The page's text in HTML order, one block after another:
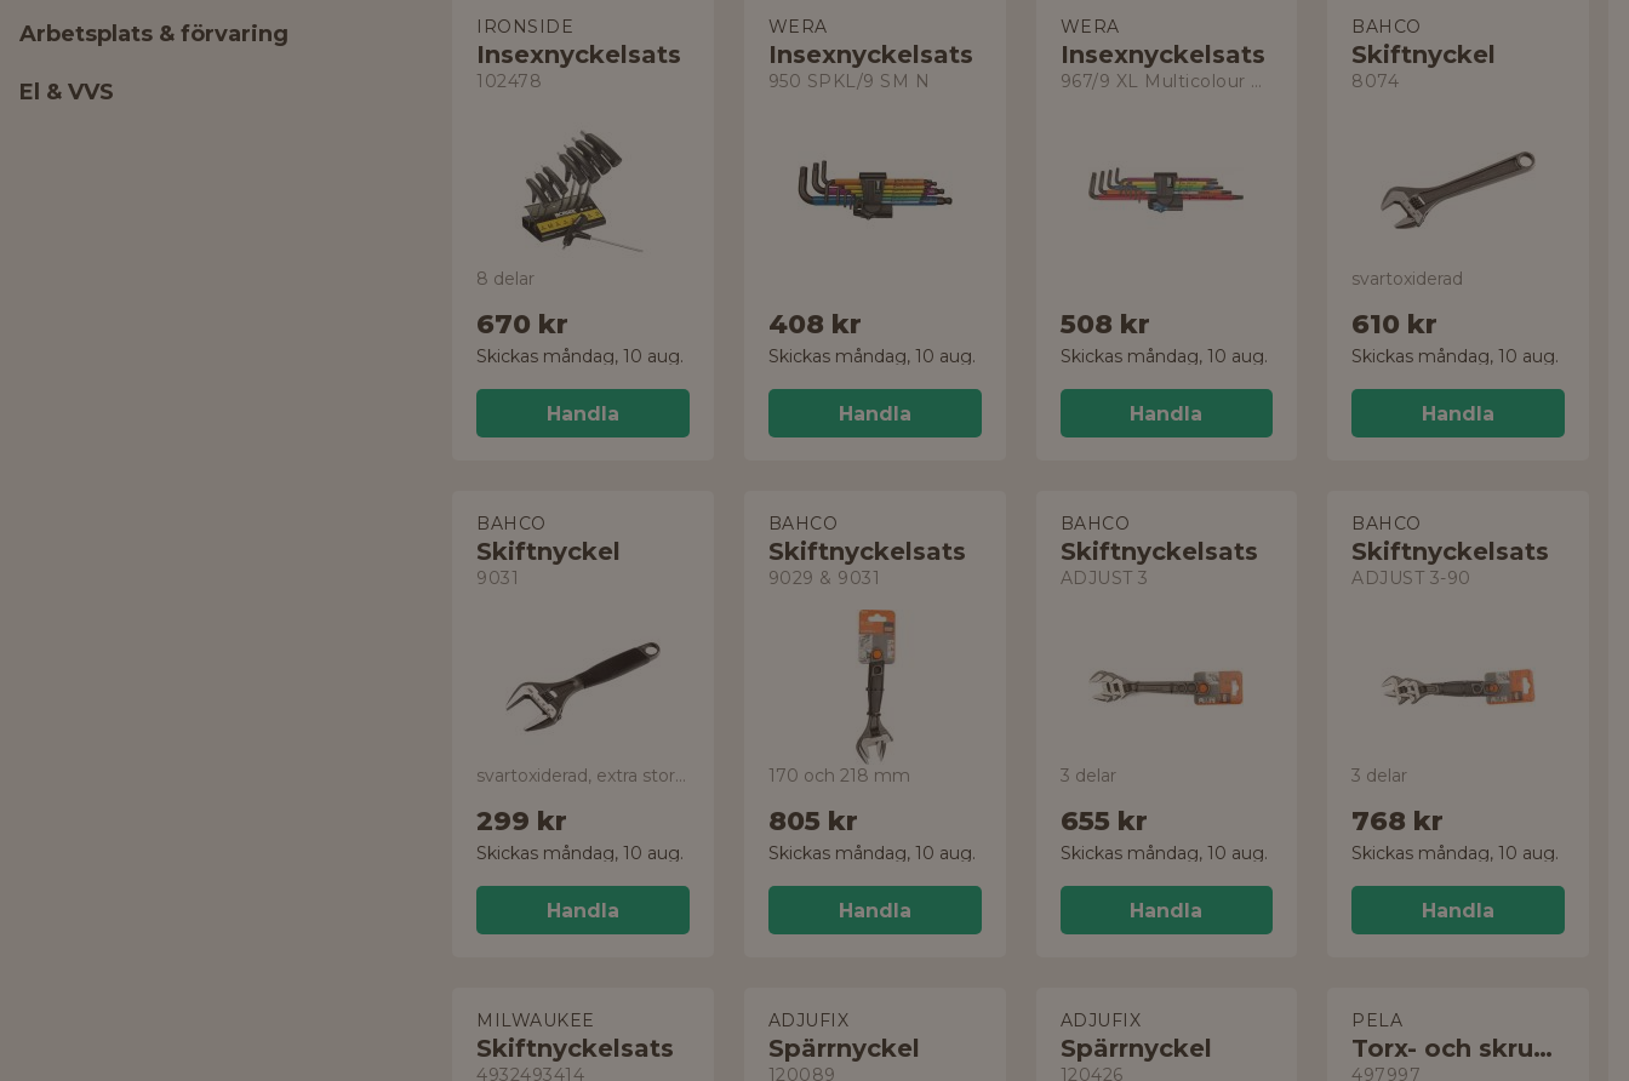
Arbetsplats & förvaring
El & VVS
IRONSIDE
Insexnyckelsats
102478
8 delar
670 kr
Skickas måndag, 10 aug.
Handla
WERA
Insexnyckelsats
950 SPKL/9 SM N
408 kr
Skickas måndag, 10 aug.
Handla
WERA
Insexnyckelsats
967/9 XL Multicolour HF
508 kr
Skickas måndag, 10 aug.
Handla
BAHCO
Skiftnyckel
8074
svartoxiderad
610 kr
Skickas måndag, 10 aug.
Handla
BAHCO
Skiftnyckel
9031
svartoxiderad, extra stor gripvidd
299 kr
Skickas måndag, 10 aug.
Handla
BAHCO
Skiftnyckelsats
9029 & 9031
170 och 218 mm
805 kr
Skickas måndag, 10 aug.
Handla
BAHCO
Skiftnyckelsats
ADJUST 3
3 delar
655 kr
Skickas måndag, 10 aug.
Handla
BAHCO
Skiftnyckelsats
ADJUST 3-90
3 delar
768 kr
Skickas måndag, 10 aug.
Handla
MILWAUKEE
Skiftnyckelsats
4932493414
ADJUFIX
Spärrnyckel
120089
ADJUFIX
Spärrnyckel
120426
PELA
Torx- och skruvmejselsats
497997